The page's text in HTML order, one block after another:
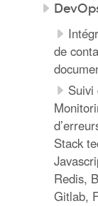
de
Suivi
Stack
Redis,
Gitlab,